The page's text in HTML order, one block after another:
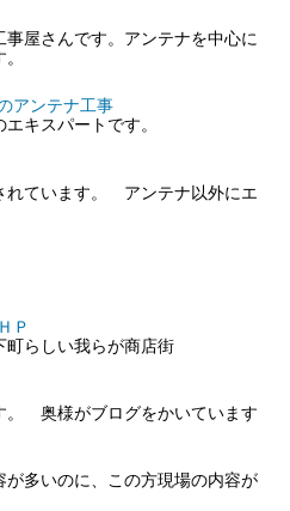
屋さんです。アンテナを中心に
アンテナ工事
キスパートです。
れています。 アンテナ以外にエ
Ｐ
町らしい我らが商店街
。 奥様がブログをかいています
多いのに、この方現場の内容が